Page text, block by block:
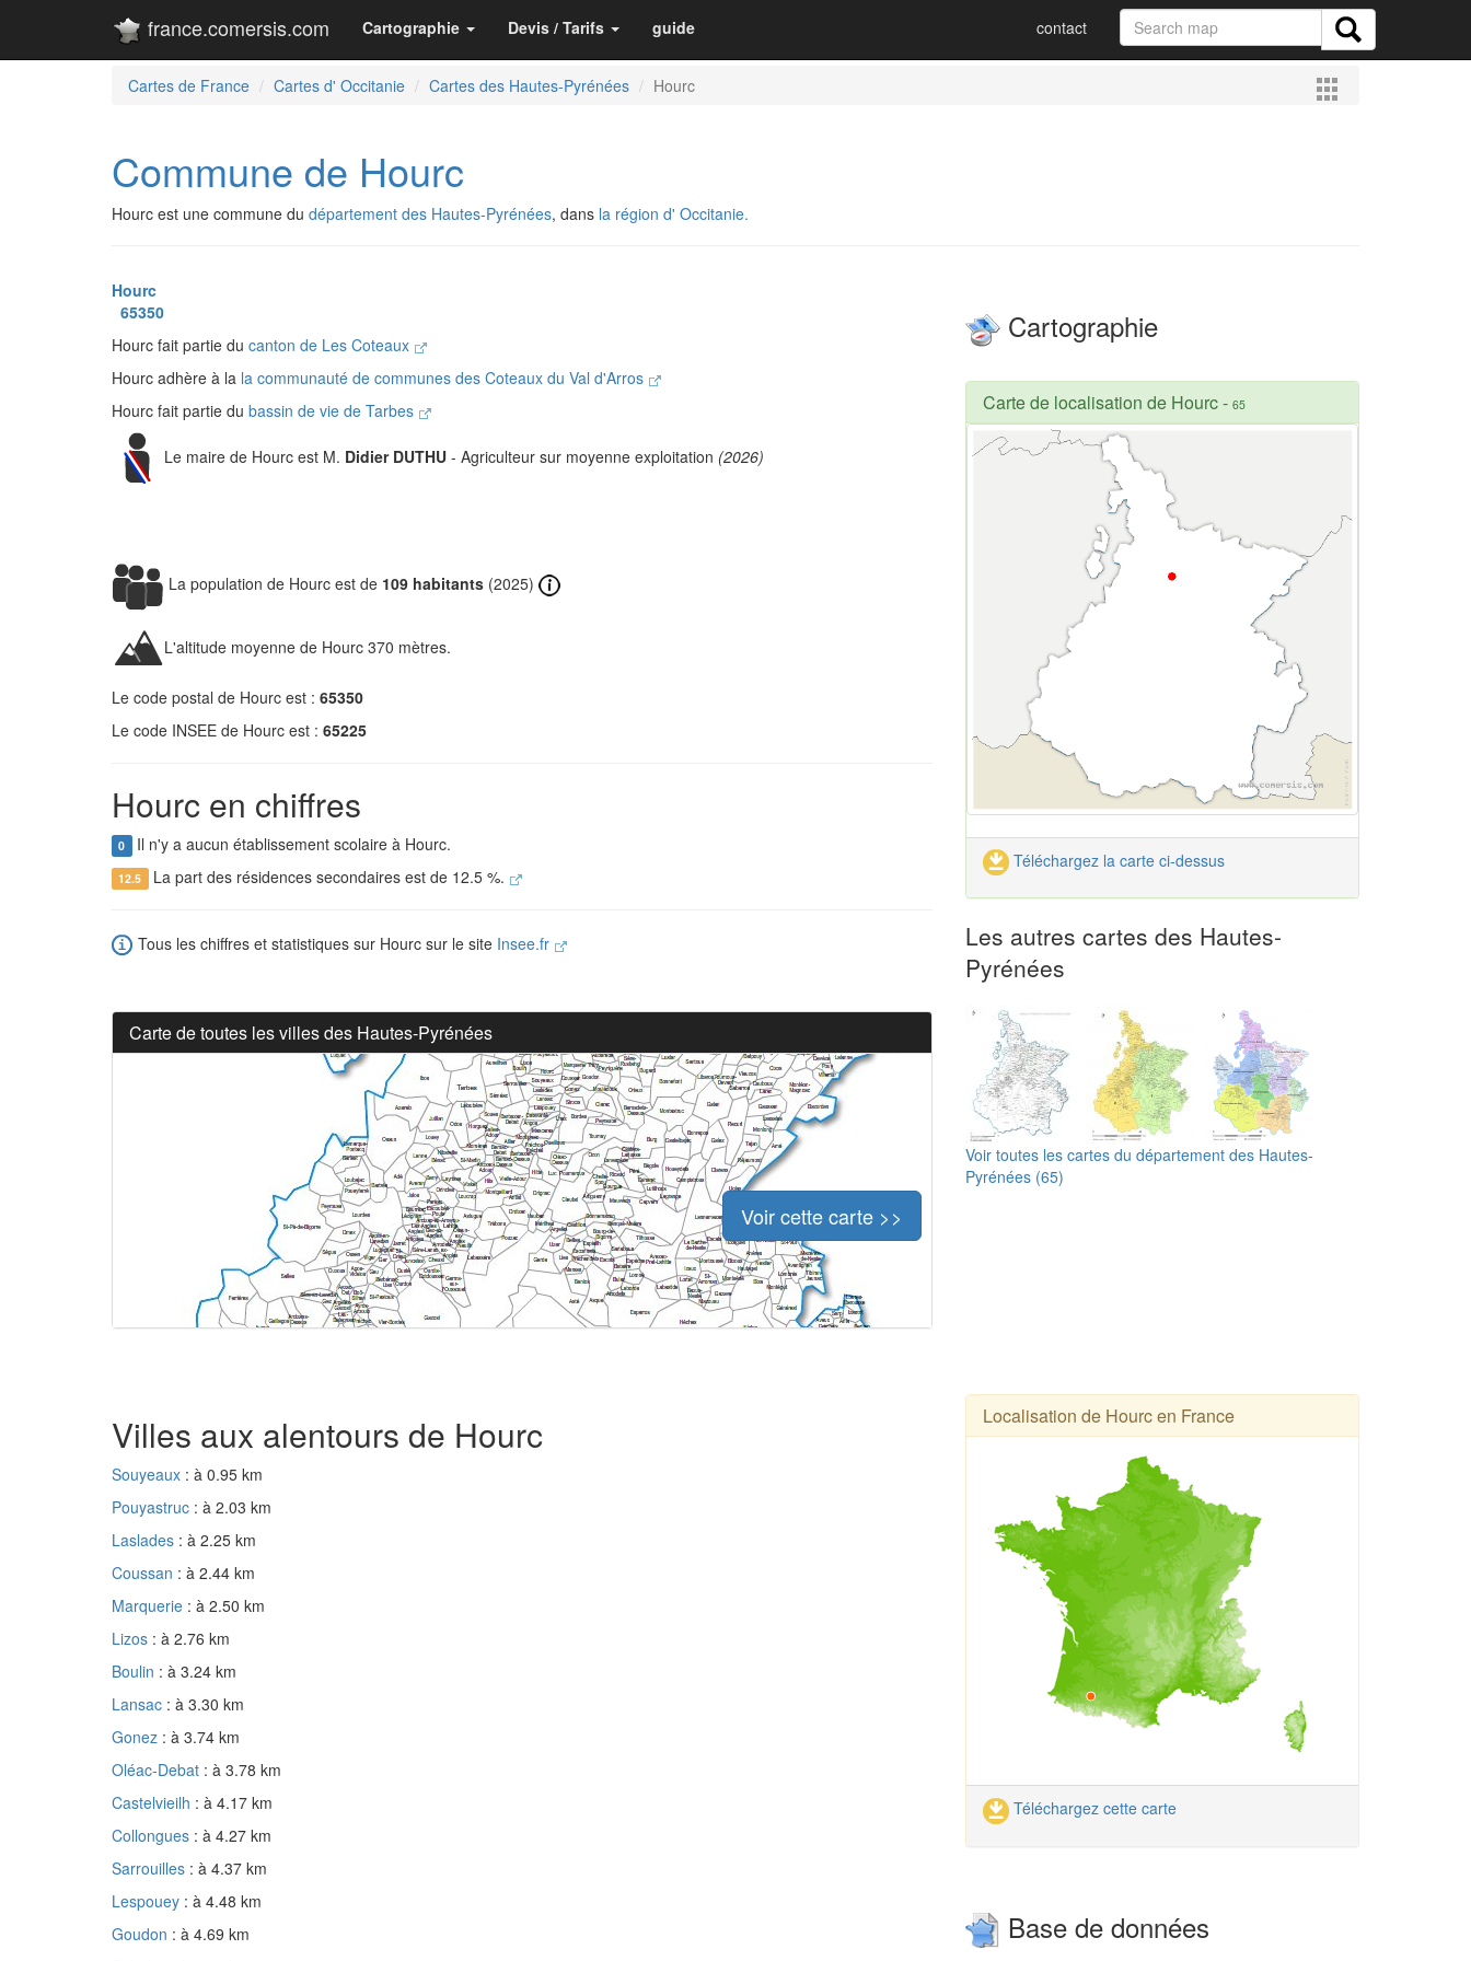
france.comersis.com Cartographie Devis / Tarifs guide contact
Cartes de France Cartes d' Occitanie Cartes des Hautes-Pyrénées Hourc
Commune de Hourc
Hourc est une commune du département des Hautes-Pyrénées, dans la région d' Occitanie.
Hourc
65350
Hourc fait partie du canton de Les Coteaux
Hourc adhère à la la communauté de communes des Coteaux du Val d'Arros
Hourc fait partie du bassin de vie de Tarbes
Le maire de Hourc est M. Didier DUTHU - Agriculteur sur moyenne exploitation (2026)
La population de Hourc est de 109 habitants (2025)
L'altitude moyenne de Hourc 370 mètres.
Le code postal de Hourc est : 65350
Le code INSEE de Hourc est : 65225
Hourc en chiffres
0 Il n'y a aucun établissement scolaire à Hourc.
12.5 La part des résidences secondaires est de 12.5 %.
Tous les chiffres et statistiques sur Hourc sur le site Insee.fr
Carte de toutes les villes des Hautes-Pyrénées
Voir cette carte >>
Cartographie
Carte de localisation de Hourc- 65
Téléchargez la carte ci-dessus
Les autres cartes des Hautes-
Pyrénées
Voir toutes les cartes du département des Hautes-
Pyrénées (65)
Villes aux alentours de Hourc
Souyeaux : à 0.95 km
Pouyastruc : à 2.03 km
Laslades : à 2.25 km
Coussan : à 2.44 km
Marquerie : à 2.50 km
Lizos : à 2.76 km
Boulin : à 3.24 km
Lansac : à 3.30 km
Gonez : à 3.74 km
Oléac-Debat : à 3.78 km
Castelvieilh : à 4.17 km
Collongues : à 4.27 km
Sarrouilles : à 4.37 km
Lespouey : à 4.48 km
Goudon : à 4.69 km
Localisation de Hourc en France
Téléchargez cette carte
Base de données